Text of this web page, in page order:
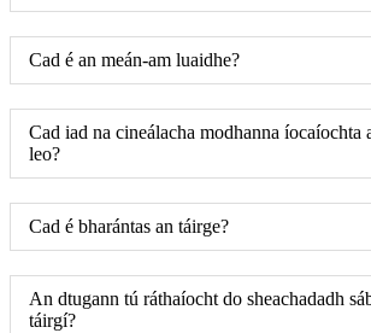
Cad é an meán-am luaidhe?
Cad iad na cineálacha modhanna íocaíochta
leo?
Cad é bharántas an táirge?
An dtugann tú ráthaíocht do sheachadadh
táirgí?